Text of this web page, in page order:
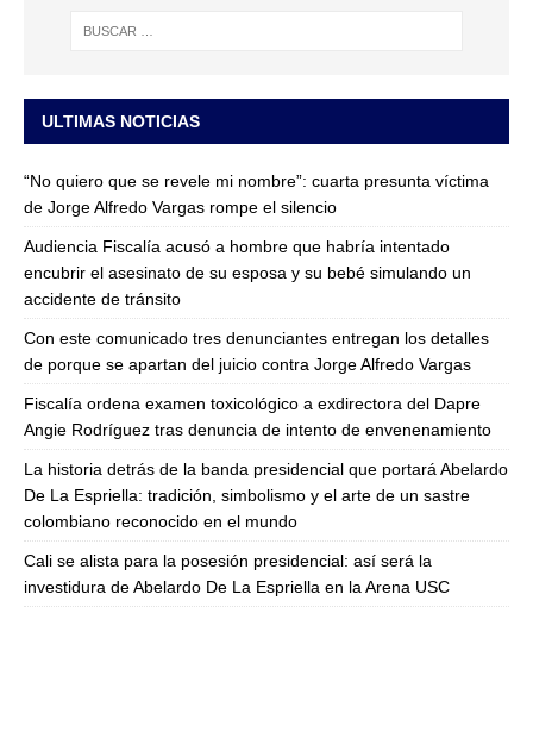
ULTIMAS NOTICIAS
“No quiero que se revele mi nombre”: cuarta presunta víctima
de Jorge Alfredo Vargas rompe el silencio
Audiencia Fiscalía acusó a hombre que habría intentado
encubrir el asesinato de su esposa y su bebé simulando un
accidente de tránsito
Con este comunicado tres denunciantes entregan los detalles
de porque se apartan del juicio contra Jorge Alfredo Vargas
Fiscalía ordena examen toxicológico a exdirectora del Dapre
Angie Rodríguez tras denuncia de intento de envenenamiento
La historia detrás de la banda presidencial que portará Abelardo
De La Espriella: tradición, simbolismo y el arte de un sastre
colombiano reconocido en el mundo
Cali se alista para la posesión presidencial: así será la
investidura de Abelardo De La Espriella en la Arena USC